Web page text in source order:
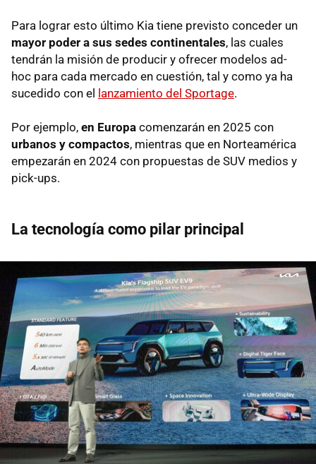
Para lograr esto último Kia tiene previsto conceder un
mayor poder a sus sedes continentales, las cuales
tendrán la misión de producir y ofrecer modelos ad-
hoc para cada mercado en cuestión, tal y como ya ha
sucedido con el
lanzamiento del Sportage.
Por ejemplo, en Europa comenzarán en 2025 con
urbanos y compactos, mientras que en Norteamérica
empezarán en 2024 con propuestas de SUV medios y
pick-ups.
La tecnología como pilar principal